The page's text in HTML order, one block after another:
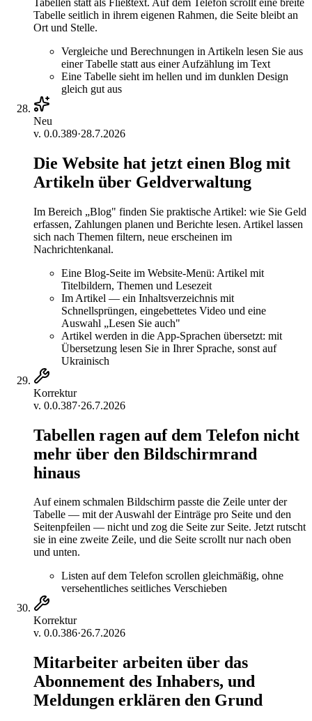
Tabelle seitlich in ihrem eigenen Rahmen, die Seite bleibt an
Ort und Stelle.
Vergleiche und Berechnungen in Artikeln lesen Sie aus
einer Tabelle statt aus einer Aufzählung im Text
Eine Tabelle sieht im hellen und im dunklen Design
gleich gut aus
Neu
v. 0.0.389·28.7.2026
Die Website hat jetzt einen Blog mit
Artikeln über Geldverwaltung
Im Bereich „Blog" finden Sie praktische Artikel: wie Sie Geld
erfassen, Zahlungen planen und Berichte lesen. Artikel lassen
sich nach Themen filtern, neue erscheinen im
Nachrichtenkanal.
Eine Blog-Seite im Website-Menü: Artikel mit
Titelbildern, Themen und Lesezeit
Im Artikel — ein Inhaltsverzeichnis mit
Schnellsprüngen, eingebettetes Video und eine
Auswahl „Lesen Sie auch"
Artikel werden in die App-Sprachen übersetzt: mit
Übersetzung lesen Sie in Ihrer Sprache, sonst auf
Ukrainisch
Korrektur
v. 0.0.387·26.7.2026
Tabellen ragen auf dem Telefon nicht
mehr über den Bildschirmrand
hinaus
Auf einem schmalen Bildschirm passte die Zeile unter der
Tabelle — mit der Auswahl der Einträge pro Seite und den
Seitenpfeilen — nicht und zog die Seite zur Seite. Jetzt rutscht
sie in eine zweite Zeile, und die Seite scrollt nur nach oben
und unten.
Listen auf dem Telefon scrollen gleichmäßig, ohne
versehentliches seitliches Verschieben
Korrektur
v. 0.0.386·26.7.2026
Mitarbeiter arbeiten über das
Abonnement des Inhabers, und
Meldungen erklären den Grund